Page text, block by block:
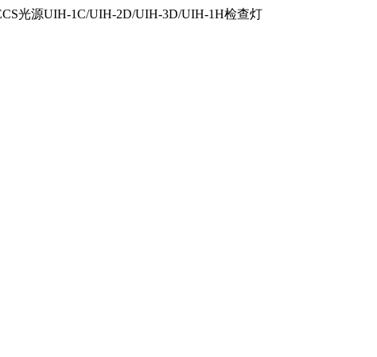
光源UIH-1C/UIH-2D/UIH-3D/UIH-1H检查灯